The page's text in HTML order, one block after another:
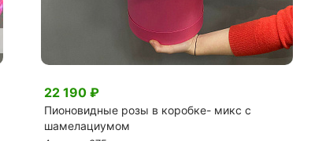
22 190₽
Пионовидные розы в коробке- микс с
шамелациумом